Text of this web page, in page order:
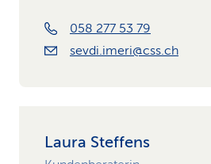
058 277 53 79
sevdi.imeri@css.ch
Laura Steffens